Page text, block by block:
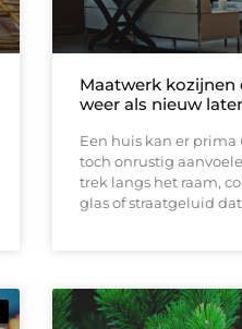
Maatwerk kozijnen
weer als nieuw
Een huis kan er
toch onrustig
trek langs het raam,
glas of straatgeluid